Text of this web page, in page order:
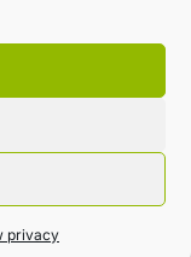
privacy
met
door